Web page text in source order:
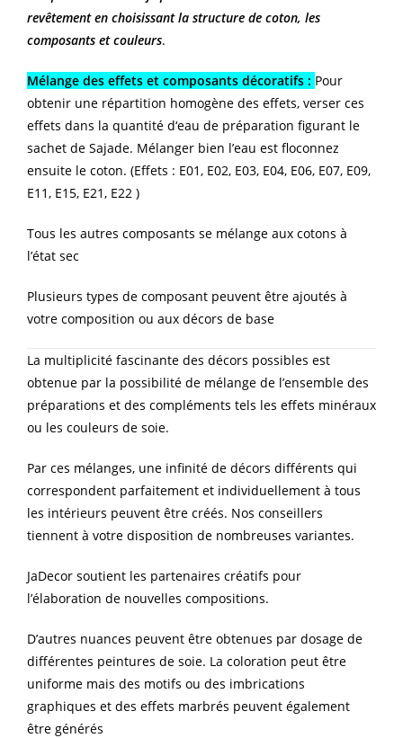
revêtement en choisissant la structure de coton, les
composants et couleurs.
Mélange des effets et composants décoratifs : Pour
obtenir une répartition homogène des effets, verser ces
effets dans la quantité d‘eau de préparation figurant le
sachet de Sajade. Mélanger bien l’eau est floconnez
ensuite le coton. (Effets : E01, E02, E03, E04, E06, E07, E09,
E11, E15, E21, E22 )
Tous les autres composants se mélange aux cotons à
l’état sec
Plusieurs types de composant peuvent être ajoutés à
votre composition ou aux décors de base
La multiplicité fascinante des décors possibles est
obtenue par la possibilité de mélange de l’ensemble des
préparations et des compléments tels les effets minéraux
ou les couleurs de soie.
Par ces mélanges, une infinité de décors différents qui
correspondent parfaitement et individuellement à tous
les intérieurs peuvent être créés. Nos conseillers
tiennent à votre disposition de nombreuses variantes.
JaDecor soutient les partenaires créatifs pour
l’élaboration de nouvelles compositions.
D’autres nuances peuvent être obtenues par dosage de
différentes peintures de soie. La coloration peut être
uniforme mais des motifs ou des imbrications
graphiques et des effets marbrés peuvent également
être générés